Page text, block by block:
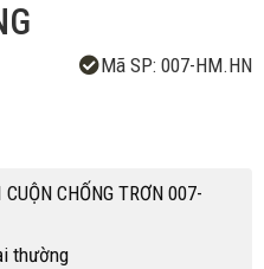
Mã SP: 007-HM.HN
CHỐNG TRƠN 007-
thường